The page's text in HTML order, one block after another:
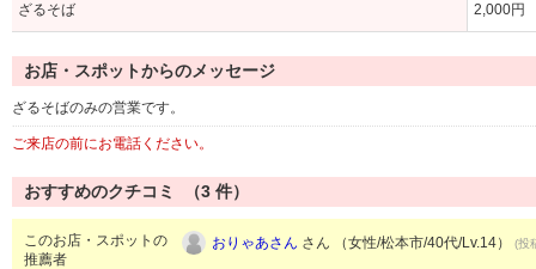
ざるそば 2,000円
お店・スポットからのメッセージ
ざるそばのみの営業です。
ご来店の前にお電話ください。
おすすめのクチコミ （3 件）
このお店・スポットの
推薦者
おりゃあさん さん （女性/松本市/40代/Lv.14） (投